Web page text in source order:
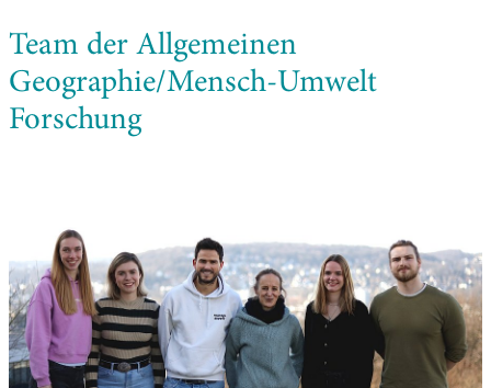
Team der Allgemeinen
Geographie/Mensch-Umwelt
Forschung